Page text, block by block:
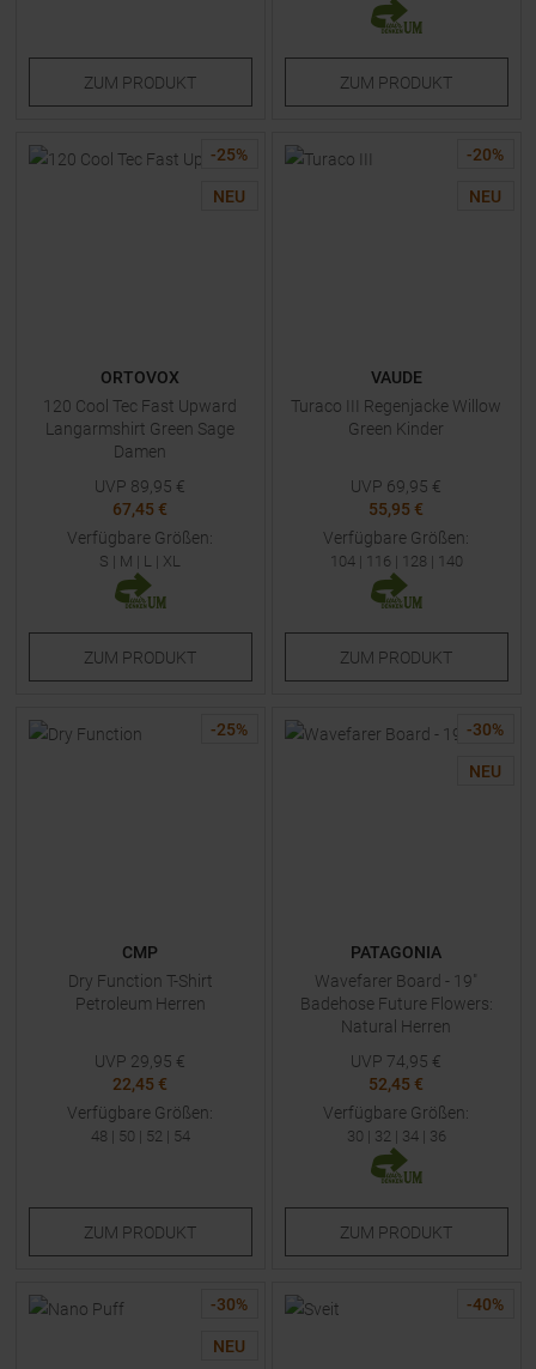
ZUM PRODUKT ZUM PRODUKT
-25%
NEU
ORTOVOX
120 Cool Tec Fast Upward
Langarmshirt Green Sage
Damen
UVP 89,95 €
67,45 €
Verfügbare Größen:
S | M | L | XL
ZUM PRODUKT
-20%
NEU
VAUDE
Turaco III Regenjacke Willow
Green Kinder
UVP 69,95 €
55,95 €
Verfügbare Größen:
104| 116 | 128 | 140
ZUM PRODUKT
-25%
CMP
Dry Function T-Shirt
Petroleum Herren
UVP 29,95 €
22,45 €
Verfügbare Größen:
48 | 50 | 52| 54
ZUM PRODUKT
-30%
NEU
PATAGONIA
Wavefarer Board - 19"
Badehose Future Flowers:
Natural Herren
UVP 74,95 €
52,45 €
Verfügbare Größen:
30 | 32| 34| 36
ZUM PRODUKT
-30%
NEU
-40%